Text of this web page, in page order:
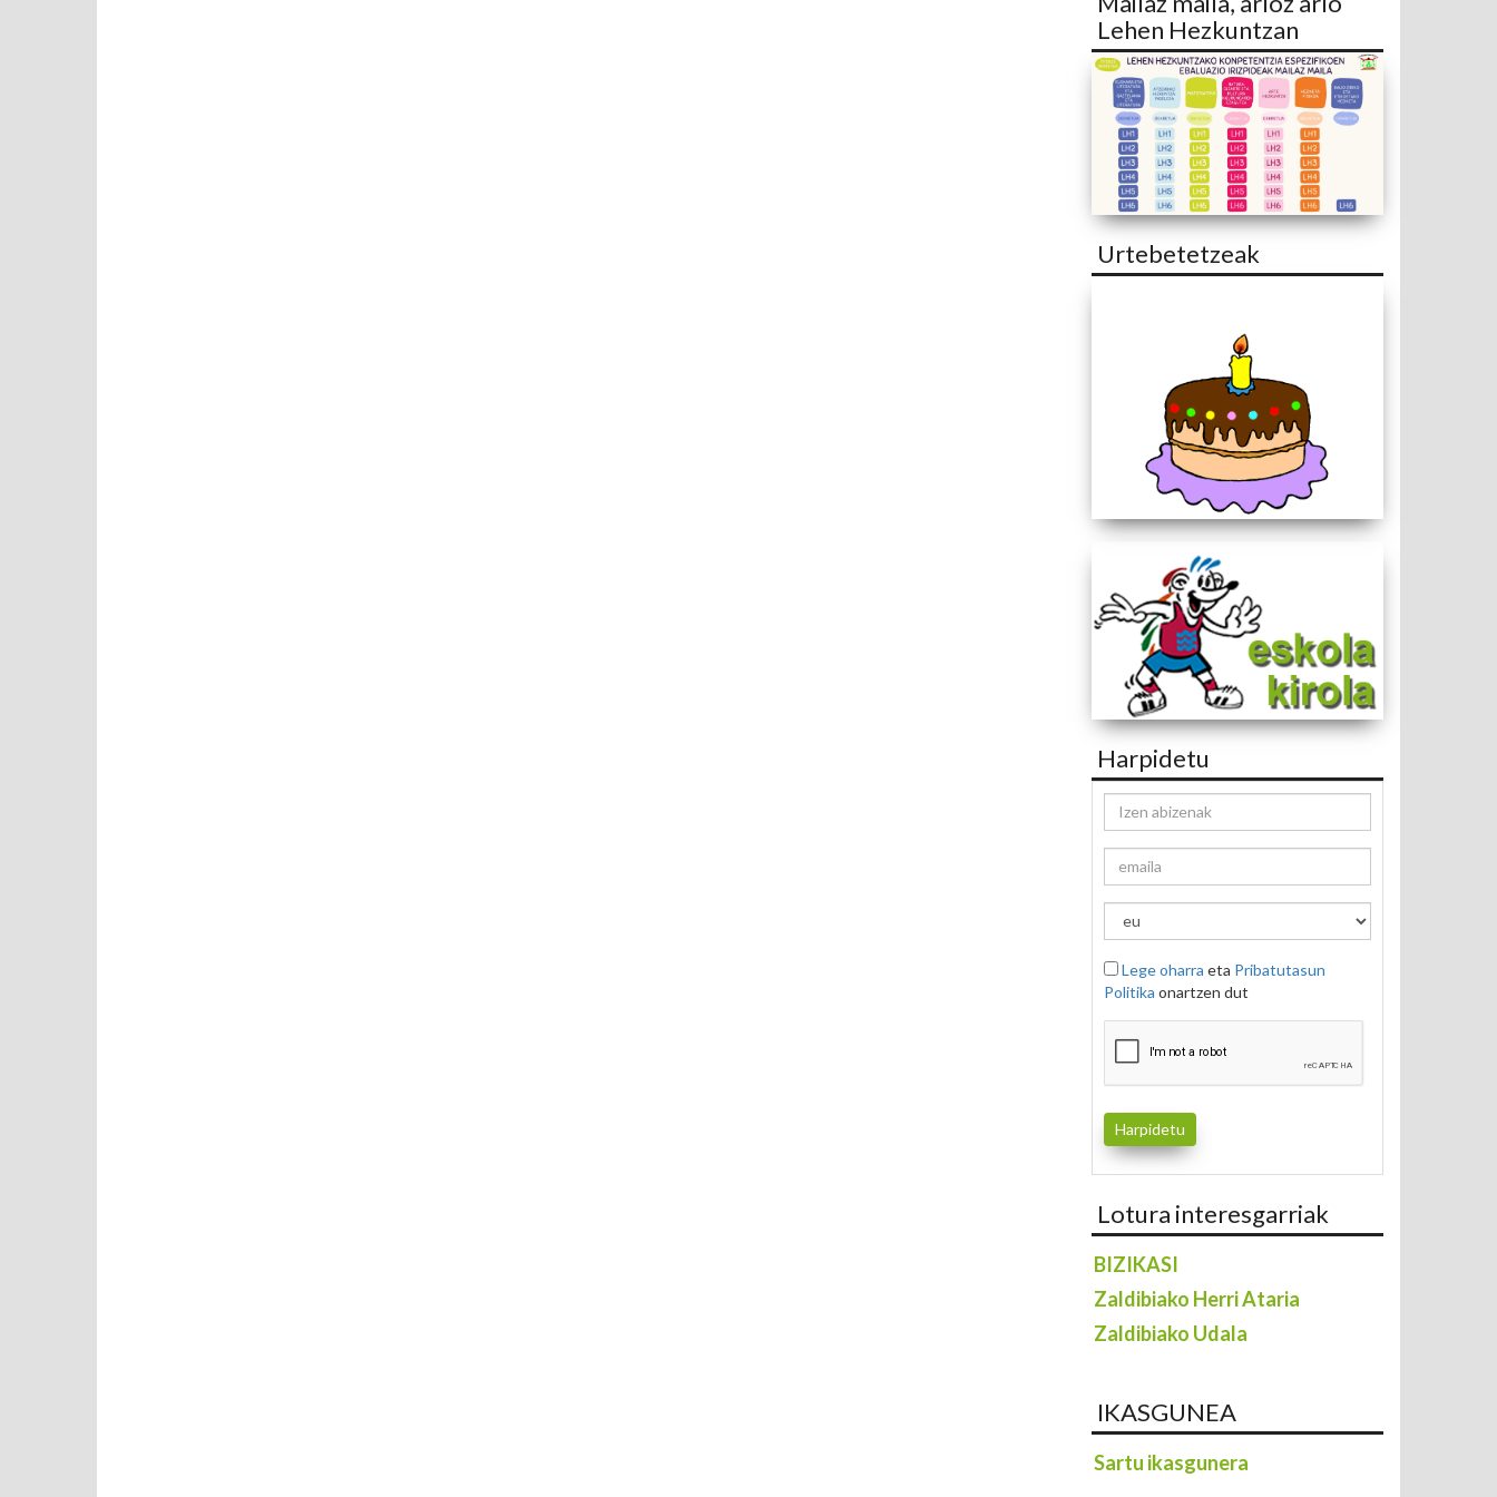
Lehen Hezkuntzan
Urtebetetzeak
Harpidetu
Lege oharra eta Pribatutasun
Politika onartzen dut
Lotura interesgarriak
BIZIKASI
Zaldibiako Herri Ataria
Zaldibiako Udala
IKASGUNEA
Sartu ikasgunera